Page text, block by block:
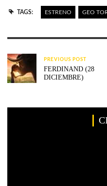
TAGS: ESTRENO GEO
PREVIOUS POST
FERDINAND (28
DICIEMBRE)